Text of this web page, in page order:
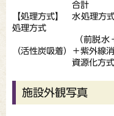
合計
【処理方式】 水処理方
処理方式
（前脱水＋膜分離
（活性炭吸着）＋紫外線消
資源化方式：汚
施設外観写真